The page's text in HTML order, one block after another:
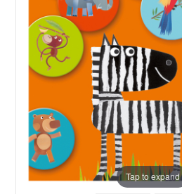
Tap to expand